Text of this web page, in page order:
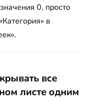
0, просто
в
все
листе одним